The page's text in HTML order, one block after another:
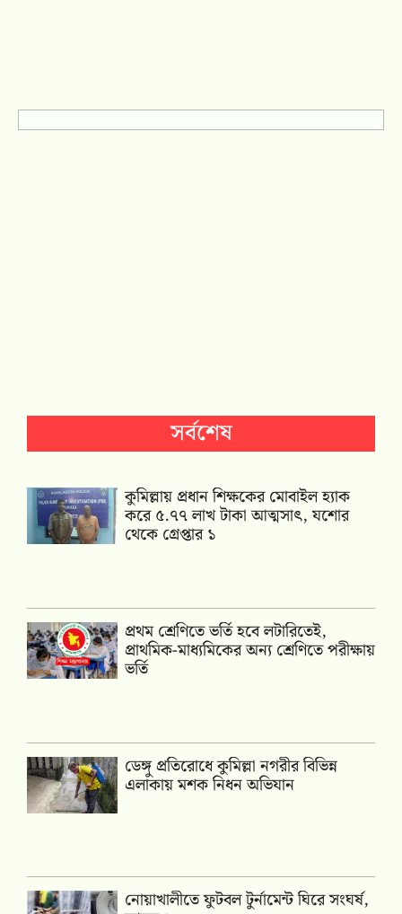
সর্বশেষ
কুমিল্লায় প্রধান শিক্ষকের মোবাইল হ্যাক
করে ৫.৭৭ লাখ টাকা আত্মসাৎ, যশোর
থেকে গ্রেপ্তার ১
প্রথম শ্রেণিতে ভর্তি হবে লটারিতেই,
প্রাথমিক-মাধ্যমিকের অন্য শ্রেণিতে পরীক্ষায়
ভর্তি
ডেঙ্গু প্রতিরোধে কুমিল্লা নগরীর বিভিন্ন
এলাকায় মশক নিধন অভিযান
নোয়াখালীতে ফুটবল টুর্নামেন্ট ঘিরে সংঘর্ষ,